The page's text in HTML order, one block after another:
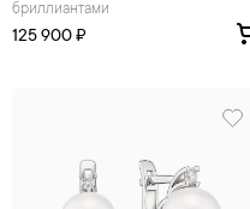
бриллиантами
125 900 ₽